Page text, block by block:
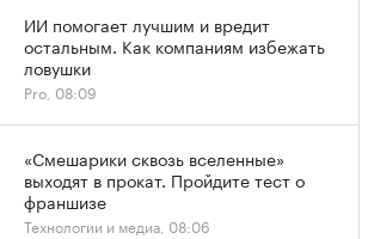
ИИ помогает лучшим и вредит
остальным. Как компаниям избежать
ловушки
Pro, 08:09
«Смешарики сквозь вселенные»
выходят в прокат. Пройдите тест о
франшизе
Технологии и медиа, 08:06